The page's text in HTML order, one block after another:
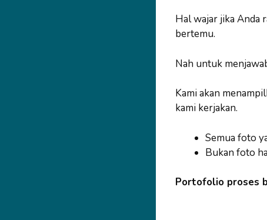
Hal wajar jika Anda
bertemu.
Nah untuk
Kami akan
kami kerjakan.
Semua foto
Bukan foto
Portofolio proses